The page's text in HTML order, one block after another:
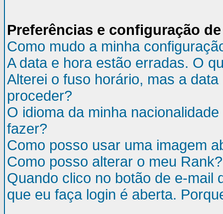
Preferências e configuração
Como mudo a minha
A data e hora estão erradas. O
Alterei o fuso horário, mas a
proceder?
O idioma da minha
fazer?
Como posso usar uma imagem
Como posso alterar o meu Rank?
Quando clico no botão de e-mail
que eu faça login é aberta.